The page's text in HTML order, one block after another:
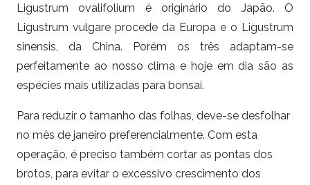
Ligustrum ovalifolium é originário do Japão. O
Ligustrum vulgare procede da Europa e o Ligustrum
sinensis, da China. Porém os três adaptam-se
perfeitamente ao nosso clima e hoje em dia são as
espécies mais utilizadas para bonsai.
Para reduzir o tamanho das folhas, deve-se desfolhar
no mês de janeiro preferencialmente. Com esta
operação, é preciso também cortar as pontas dos
brotos, para evitar o excessivo crescimento dos